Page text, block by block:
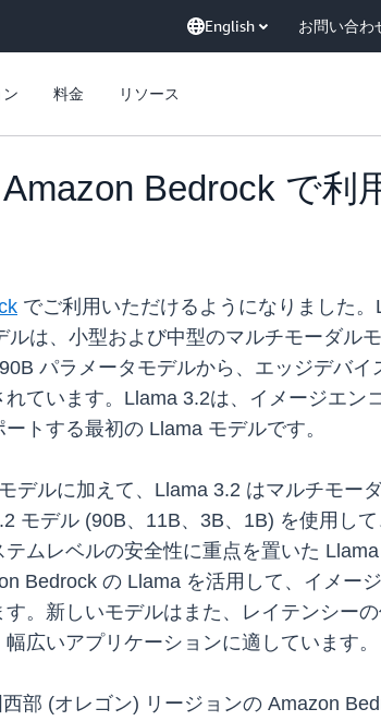
English お問い合わ
料金 リソース
Bedrock で利
でご利用いただけるようになりました
は、小型および中型のマルチモーダル
パラメータモデルから、エッジデバ
ています。Llama 3.2は、イメージエン
トする最初の Llama モデルです。
ルに加えて、Llama 3.2 はマルチモー
モデル (90B、11B、3B、1B) を使用し
ムレベルの安全性に重点を置いた
Bedrock の Llama を活用して、イメー
。新しいモデルはまた、レイテンシー
広いアプリケーションに適しています。
部 (オレゴン) リージョンの Amazon